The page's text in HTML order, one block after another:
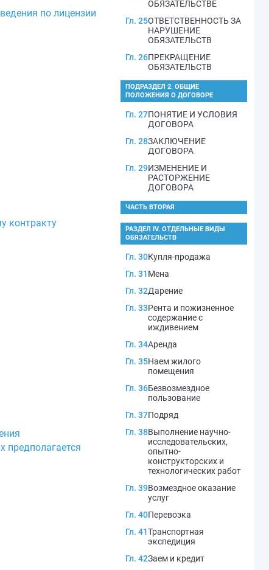
по лицензии
контракту
предполагается
ОБЯЗАТЕЛЬСТВЕ
Гл. 25ОТВЕТСТВЕННОСТЬ ЗА
НАРУШЕНИЕ
ОБЯЗАТЕЛЬСТВ
Гл. 26ПРЕКРАЩЕНИЕ
ОБЯЗАТЕЛЬСТВ
ПОДРАЗДЕЛ 2. ОБЩИЕ
ПОЛОЖЕНИЯ О ДОГОВОРЕ
Гл. 27ПОНЯТИЕ И УСЛОВИЯ
ДОГОВОРА
Гл. 28ЗАКЛЮЧЕНИЕ
ДОГОВОРА
Гл. 29ИЗМЕНЕНИЕ И
РАСТОРЖЕНИЕ
ДОГОВОРА
ЧАСТЬ ВТОРАЯ
РАЗДЕЛ IV. ОТДЕЛЬНЫЕ ВИДЫ
ОБЯЗАТЕЛЬСТВ
Гл. 30Купля-продажа
Гл. 31Мена
Гл. 32Дарение
Гл. 33Рента и пожизненное
содержание с
иждивением
Гл. 34Аренда
Гл. 35Наем жилого
помещения
Гл. 36Безвозмездное
пользование
Гл. 37Подряд
Гл. 38Выполнение научно-
исследовательских,
опытно-
конструкторских и
технологических работ
Гл. 39Возмездное оказание
услуг
Гл. 40Перевозка
Гл. 41Транспортная
экспедиция
Гл. 42Заем и кредит